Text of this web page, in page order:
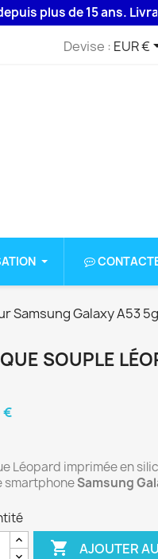
de 15 ans. Livraison
Devise : EUR €
Samsung Galaxy A53 5g
SOUPLE
€
Léopard imprimée en
smartphoneSamsung
 AJOUTER